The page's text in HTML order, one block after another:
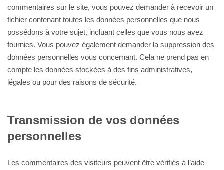
commentaires sur le site, vous pouvez demander à recevoir un
fichier contenant toutes les données personnelles que nous
possédons à votre sujet, incluant celles que vous nous avez
fournies. Vous pouvez également demander la suppression des
données personnelles vous concernant. Cela ne prend pas en
compte les données stockées à des fins administratives,
légales ou pour des raisons de sécurité.
Transmission de vos données
personnelles
Les commentaires des visiteurs peuvent être vérifiés à l’aide